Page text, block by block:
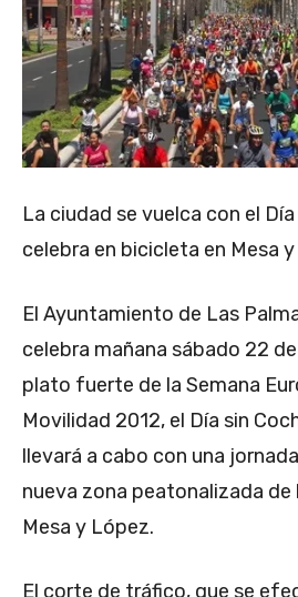
La ciudad se vuelca con el
celebra en bicicleta en Mesa
El Ayuntamiento de Las
celebra mañana sábado 22
plato fuerte de la Semana
Movilidad 2012, el Día sin
llevará a cabo con una
nueva zona peatonalizada de
Mesa y López.
El corte de tráfico, que se